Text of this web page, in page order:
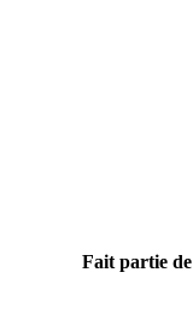
Fait partie de